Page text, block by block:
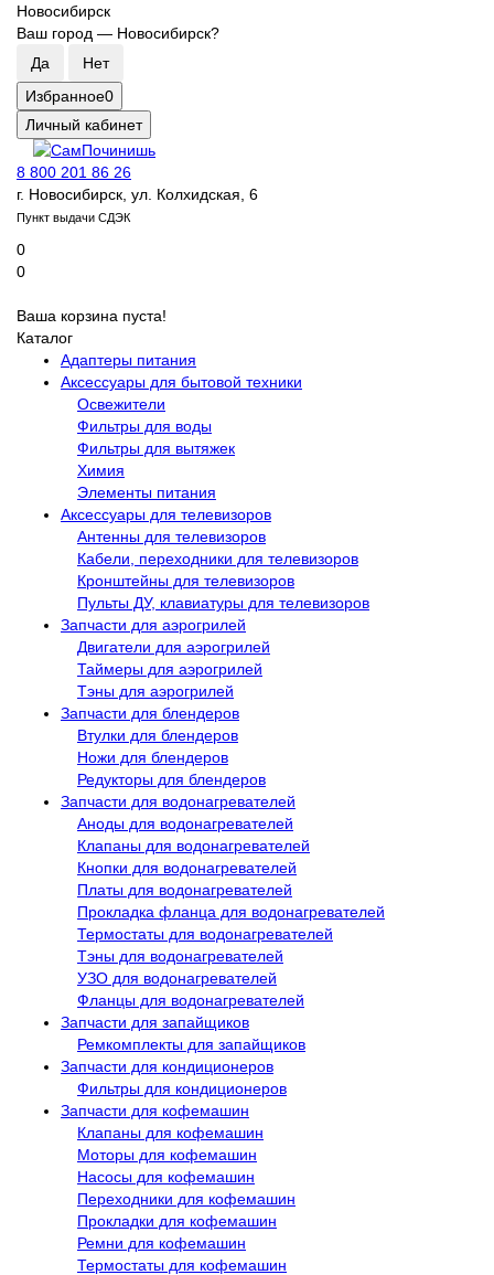
Новосибирск
Ваш город — Новосибирск?
Избранное0
Личный кабинет
8 800 201 86 26
г. Новосибирск, ул. Колхидская, 6
Пункт выдачи СДЭК
0
0
Ваша корзина пуста!
Каталог
Адаптеры питания
Аксессуары для бытовой техники
Освежители
Фильтры для воды
Фильтры для вытяжек
Химия
Элементы питания
Аксессуары для телевизоров
Антенны для телевизоров
Кабели, переходники для телевизоров
Кронштейны для телевизоров
Пульты ДУ, клавиатуры для телевизоров
Запчасти для аэрогрилей
Двигатели для аэрогрилей
Таймеры для аэрогрилей
Тэны для аэрогрилей
Запчасти для блендеров
Втулки для блендеров
Ножи для блендеров
Редукторы для блендеров
Запчасти для водонагревателей
Аноды для водонагревателей
Клапаны для водонагревателей
Кнопки для водонагревателей
Платы для водонагревателей
Прокладка фланца для водонагревателей
Термостаты для водонагревателей
Тэны для водонагревателей
УЗО для водонагревателей
Фланцы для водонагревателей
Запчасти для запайщиков
Ремкомплекты для запайщиков
Запчасти для кондиционеров
Фильтры для кондиционеров
Запчасти для кофемашин
Клапаны для кофемашин
Моторы для кофемашин
Насосы для кофемашин
Переходники для кофемашин
Прокладки для кофемашин
Ремни для кофемашин
Термостаты для кофемашин